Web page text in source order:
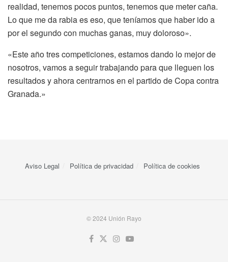
realidad, tenemos pocos puntos, tenemos que meter caña.
Lo que me da rabia es eso, que teníamos que haber ido a
por el segundo con muchasganas, muy doloroso».
«Este año tres competiciones, estamos dando lo mejor de
nosotros, vamos a seguirtrabajando para que lleguen los
resultados y ahora centrarnos en el partido de Copa contra
Granada.»
Aviso Legal Política de privacidad Política de cookies
© 2024 Unión Rayo